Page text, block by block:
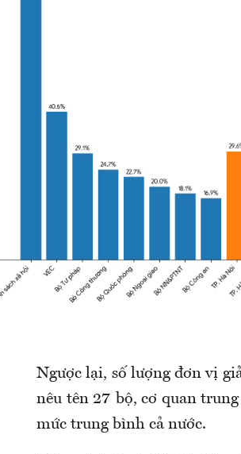
Ngược lại, số lượng đơn vị
nêu tên 27 bộ, cơ quan
mức trung bình cả nước.